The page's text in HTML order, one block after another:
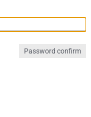
Password confirm